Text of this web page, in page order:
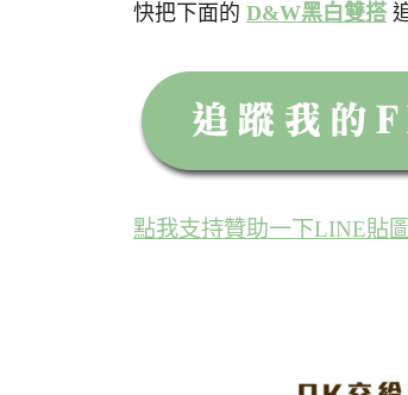
快把下面的 D&W黑白雙搭
點我支持贊助一下LINE貼圖